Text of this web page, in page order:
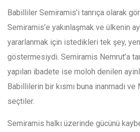
Babilliler Semiramis’i tanrıça olarak
Semiramis’e yakınlaşmak ve ülkenin
yararlanmak için istedikleri tek şey,
göstermesiydi. Semiramis Nemrut’a
yapılan ibadete ise moloh denilen
Babillilerin bir kısmı buna inanmadı ve
seçtiler.
Semiramis halkı üzerinde gücünü